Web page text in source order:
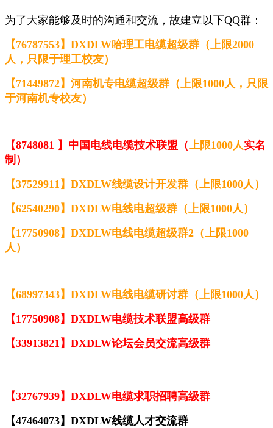
为了大家能够及时的沟通和交流，故建立以下QQ群：
【76787553】DXDLW哈理工电缆超级群（上限2000
人，只限于理工校友）
【71449872】河南机专电缆超级群（上限1000人，只限
于河南机专校友）
【8748081 】中国电线电缆技术联盟（上限1000人实名
制）
【37529911】DXDLW线缆设计开发群（上限1000人）
【62540290】DXDLW电线电超级群（上限1000人）
【17750908】DXDLW电线电缆超级群2（上限1000
人）
【68997343】DXDLW电线电缆研讨群（上限1000人）
【17750908】DXDLW电缆技术联盟高级群
【33913821】DXDLW论坛会员交流高级群
【32767939】DXDLW电缆求职招聘高级群
【47464073】DXDLW线缆人才交流群